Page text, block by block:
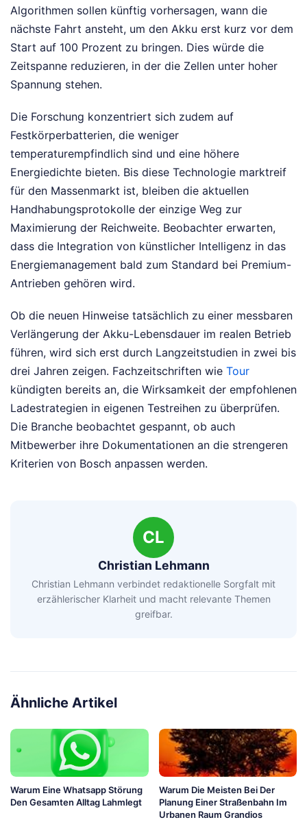
Algorithmen sollen künftig vorhersagen, wann die
nächste Fahrt ansteht, um den Akku erst kurz vor dem
Start auf 100 Prozent zu bringen. Dies würde die
Zeitspanne reduzieren, in der die Zellen unter hoher
Spannung stehen.
Die Forschung konzentriert sich zudem auf
Festkörperbatterien, die weniger
temperaturempfindlich sind und eine höhere
Energiedichte bieten. Bis diese Technologie marktreif
für den Massenmarkt ist, bleiben die aktuellen
Handhabungsprotokolle der einzige Weg zur
Maximierung der Reichweite. Beobachter erwarten,
dass die Integration von künstlicher Intelligenz in das
Energiemanagement bald zum Standard bei Premium-
Antrieben gehören wird.
Ob die neuen Hinweise tatsächlich zu einer messbaren
Verlängerung der Akku-Lebensdauer im realen Betrieb
führen, wird sich erst durch Langzeitstudien in zwei bis
drei Jahren zeigen. Fachzeitschriften wie Tour
kündigten bereits an, die Wirksamkeit der empfohlenen
Ladestrategien in eigenen Testreihen zu überprüfen.
Die Branche beobachtet gespannt, ob auch
Mitbewerber ihre Dokumentationen an die strengeren
Kriterien von Bosch anpassen werden.
CL
Christian Lehmann
Christian Lehmann verbindet redaktionelle Sorgfalt mit
erzählerischer Klarheit und macht relevante Themen
greifbar.
Ähnliche Artikel
Warum Eine Whatsapp Störung
Den Gesamten Alltag Lahmlegt
Warum Die Meisten Bei Der
Planung Einer Straßenbahn Im
Urbanen Raum Grandios